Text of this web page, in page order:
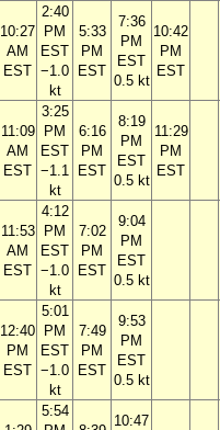
10:27
AM
EST
2:40
PM
EST
−1.0
kt
5:33
PM
EST
7:36
PM
EST
0.5 kt
10:42
PM
EST
11:09
AM
EST
3:25
PM
EST
−1.1
kt
6:16
PM
EST
8:19
PM
EST
0.5 kt
11:29
PM
EST
11:53
AM
EST
4:12
PM
EST
−1.0
kt
7:02
PM
EST
9:04
PM
EST
0.5 kt
12:40
PM
EST
5:01
PM
EST
−1.0
kt
7:49
PM
EST
9:53
PM
EST
0.5 kt
5:54
10:47